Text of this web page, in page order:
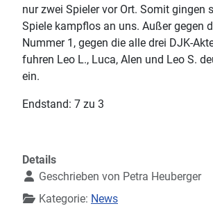
nur zwei Spieler vor Ort. Somit gingen
Spiele kampflos an uns. Außer gegen
Nummer 1, gegen die alle drei DJK-
fuhren Leo L., Luca, Alen und Leo S.
ein.
Endstand: 7 zu 3
Details
Geschrieben von Petra Heuberger
Kategorie: News